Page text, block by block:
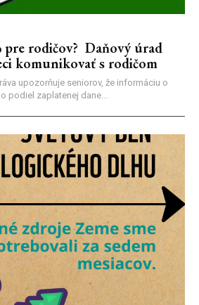
pre rodičov? Daňový úrad
komunikovať s rodičom
upozorňuje seniorov, že informáciu o
podiel zaplatenej dane...